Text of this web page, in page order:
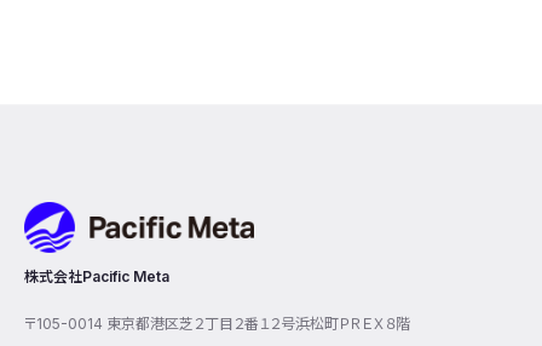
株式会社Pacific Meta
〒105-0014 東京都港区芝２丁目２番１２号浜松町ＰＲＥＸ８階